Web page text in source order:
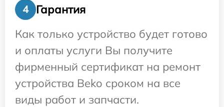
4
Гарантия
Как только устройство будет готово
и оплаты услуги Вы получите
фирменный сертификат на ремонт
устройства Beko сроком на все
виды работ и запчасти.